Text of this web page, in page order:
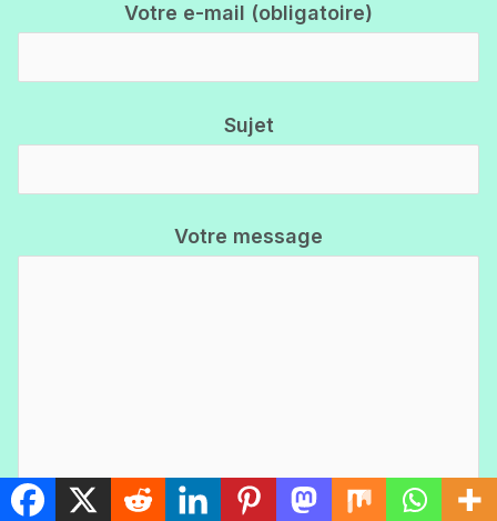
Votre e-mail (obligatoire)
Sujet
Votre message